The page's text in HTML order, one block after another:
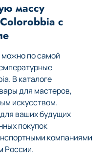
массу
с
можно по самой
В каталоге
для мастеров,
искусством.
ваших будущих
покупок
компаниями
России.